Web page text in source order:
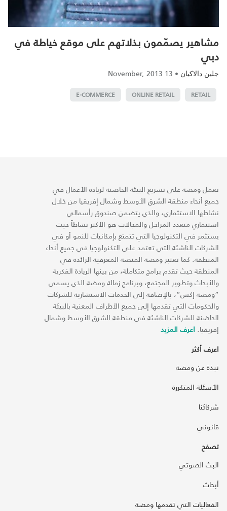
مشاهير يصمّمون بذلاتهم على موقع خياطة في
دبي
جلين دالاكيان •
13 November, 2013
RETAIL
ONLINE RETAIL
E-COMMERCE
تعمل ومضة على تسريع البيئة الحاضنة لريادة الأعمال في
جميع أنحاء منطقة الشرق الأوسط وشمال إفريقيا من خلال
نشاطها الاستثماري، والذي يتضمن صندوق رأسمالي
استثماري متعدد المراحل والمجالات هو الأكثر نشاطاً حيث
يستثمر في التكنولوجيا التي تتمتع بإمكانيات للنمو أو في
الشركات الناشئة التي تعتمد على التكنولوجيا في جميع أنحاء
المنطقة. كما تعتبر ومضة المنصة المعرفية الرائدة في
المنطقة حيث تقدم برامج متكاملة، من بينها الريادة الفكرية
والأبحاث وتطوير المجتمع، وبرنامج زمالة ومضة الذي يسمى
“ومضة إكس“، بالإضافة إلى الخدمات الاستشارية للشركات
والحكومات التي تقدمها إلى جميع الأطراف المعنية بالبيئة
الحاضنة للشركات الناشئة في منطقة الشرق الأوسط وشمال
إفريقيا. اعرف المزيد
اعرف أكثر
نبذة عن ومضة
الأسئلة المتكررة
شركائنا
قانوني
تصفح
البث الصوتي
أبحاث
الفعاليات التي تقدمها ومضة